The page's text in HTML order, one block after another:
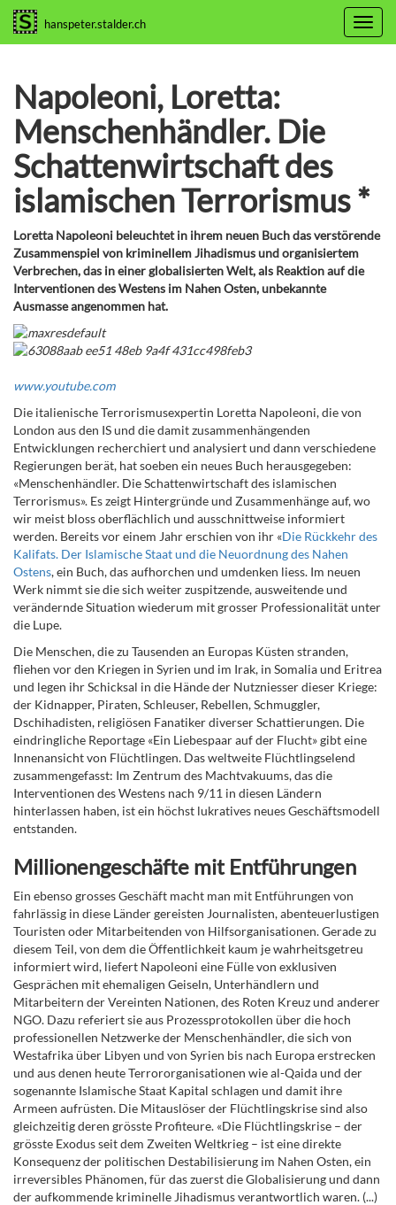
hanspeter.stalder.ch
Napoleoni, Loretta:
Menschenhändler. Die
Schattenwirtschaft des
islamischen Terrorismus *
Loretta Napoleoni beleuchtet in ihrem neuen Buch das verstörende
Zusammenspiel von kriminellem Jihadismus und organisiertem
Verbrechen, das in einer globalisierten Welt, als Reaktion auf die
Interventionen des Westens im Nahen Osten, unbekannte
Ausmasse angenommen hat.
www.youtube.com
Die italienische Terrorismusexpertin Loretta Napoleoni, die von
London aus den IS und die damit zusammenhängenden
Entwicklungen recherchiert und analysiert und dann verschiedene
Regierungen berät, hat soeben ein neues Buch herausgegeben:
«Menschenhändler. Die Schattenwirtschaft des islamischen
Terrorismus». Es zeigt Hintergründe und Zusammenhänge auf, wo
wir meist bloss oberflächlich und ausschnittweise informiert
werden. Bereits vor einem Jahr erschien von ihr «Die Rückkehr des
Kalifats. Der Islamische Staat und die Neuordnung des Nahen
Ostens, ein Buch, das aufhorchen und umdenken liess. Im neuen
Werk nimmt sie die sich weiter zuspitzende, ausweitende und
verändernde Situation wiederum mit grosser Professionalität unter
die Lupe.
Die Menschen, die zu Tausenden an Europas Küsten stranden,
fliehen vor den Kriegen in Syrien und im Irak, in Somalia und Eritrea
und legen ihr Schicksal in die Hände der Nutzniesser dieser Kriege:
der Kidnapper, Piraten, Schleuser, Rebellen, Schmuggler,
Dschihadisten, religiösen Fanatiker diverser Schattierungen. Die
eindringliche Reportage «Ein Liebespaar auf der Flucht» gibt eine
Innenansicht von Flüchtlingen. Das weltweite Flüchtlingselend
zusammengefasst: Im Zentrum des Machtvakuums, das die
Interventionen des Westens nach 9/11 in diesen Ländern
hinterlassen haben, ist ein höchst lukratives neues Geschäftsmodell
entstanden.
Millionengeschäfte mit Entführungen
Ein ebenso grosses Geschäft macht man mit Entführungen von
fahrlässig in diese Länder gereisten Journalisten, abenteuerlustigen
Touristen oder Mitarbeitenden von Hilfsorganisationen. Gerade zu
diesem Teil, von dem die Öffentlichkeit kaum je wahrheitsgetreu
informiert wird, liefert Napoleoni eine Fülle von exklusiven
Gesprächen mit ehemaligen Geiseln, Unterhändlern und
Mitarbeitern der Vereinten Nationen, des Roten Kreuz und anderer
NGO. Dazu referiert sie aus Prozessprotokollen über die hoch
professionellen Netzwerke der Menschenhändler, die sich von
Westafrika über Libyen und von Syrien bis nach Europa erstrecken
und aus denen heute Terrororganisationen wie al-Qaida und der
sogenannte Islamische Staat Kapital schlagen und damit ihre
Armeen aufrüsten. Die Mitauslöserder Flüchtlingskrise sind also
gleichzeitig deren grösste Profiteure. «Die Flüchtlingskrise – der
grösste Exodus seit dem Zweiten Weltkrieg – ist eine direkte
Konsequenz der politischen Destabilisierung im Nahen Osten, ein
irreversibles Phänomen, für das zuerst die Globalisierung und dann
der aufkommende kriminelle Jihadismus verantwortlich waren. (...)